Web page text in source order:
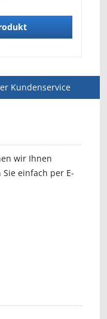
Kundenservice
wir Ihnen
einfach per E-